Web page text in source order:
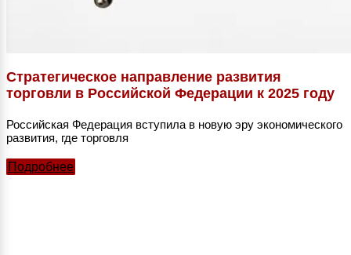
Стратегическое направление развития
торговли в Российской Федерации к 2025 году
Российская Федерация вступила в новую эру экономического
развития, где торговля
Подробнее